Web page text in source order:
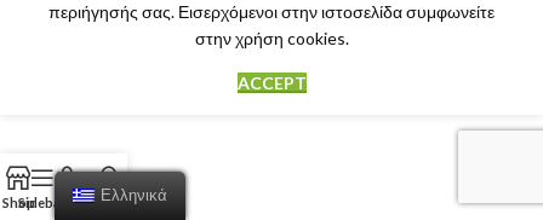
περιήγησής σας. Εισερχόμενοι στην ιστοσελίδα συμφωνείτε
στην χρήση cookies.
ACCEPT
Ελληνικά
ShopSidebar Cart
My account